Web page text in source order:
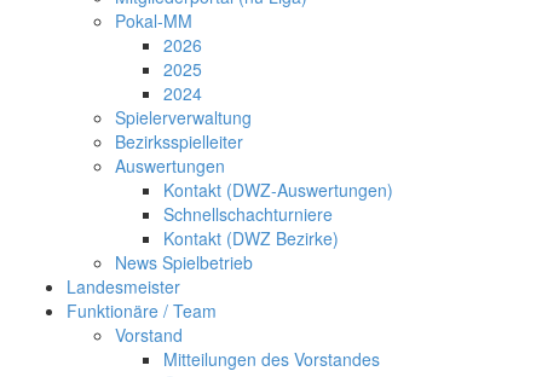
Pokal-MM
2026
2025
2024
Spielerverwaltung
Bezirksspielleiter
Auswertungen
Kontakt (DWZ-Auswertungen)
Schnellschachturniere
Kontakt (DWZ Bezirke)
News Spielbetrieb
Landesmeister
Funktionäre / Team
Vorstand
Mitteilungen des Vorstandes